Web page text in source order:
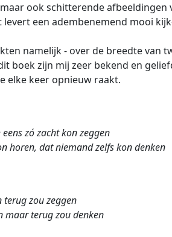
ook schitterende
levert een adembenemend mooi
namelijk - over de breedte van
boek zijn mij zeer bekend en
elke keer opnieuw raakt.
zó zacht kon zeggen
horen, dat niemand zelfs kon denken
zou zeggen
maar terug zou denken